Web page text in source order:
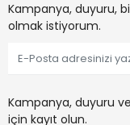
Kampanya, duyuru,
olmak istiyorum.
Kampanya, duyuru
için kayıt olun.